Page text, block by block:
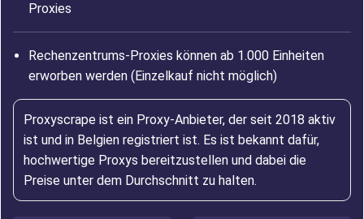
Proxies
Rechenzentrums-Proxies können ab 1.000 Einheiten
erworben werden (Einzelkauf nicht möglich)
Proxyscrape ist ein Proxy-Anbieter, der seit 2018 aktiv
ist und in Belgien registriert ist. Es ist bekannt dafür,
hochwertige Proxys bereitzustellen und dabei die
Preise unter dem Durchschnitt zu halten.